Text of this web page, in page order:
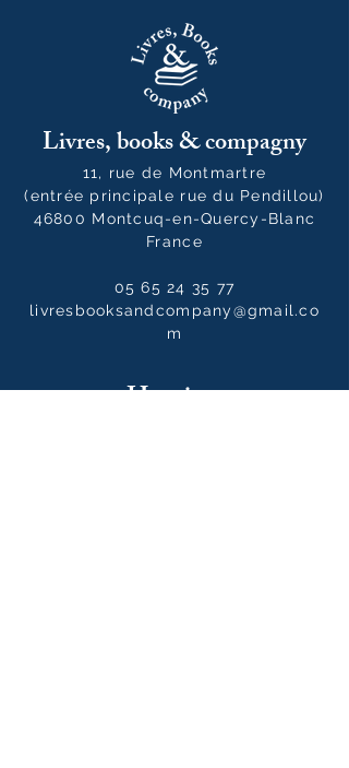
Livres, books & compagny
11, rue de Montmartre
(entrée principale rue du Pendillou)
46800 Montcuq-en-Quercy-Blanc
France
05 65 24 35 77
livresbooksandcompany@gmail.co
m
Horaires